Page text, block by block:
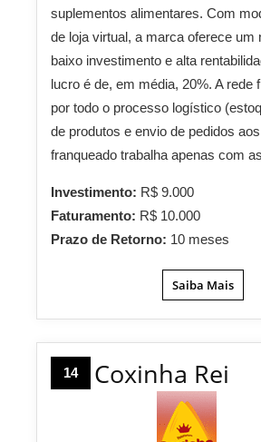
suplementos alimentares. Com
de loja virtual, a marca oferece um
baixo investimento e alta
lucro é de, em média, 20%. A rede
por todo o processo logístico
de produtos e envio de pedidos
franqueado trabalha apenas com
Investimento: R$ 9.000
Faturamento: R$ 10.000
Prazo de Retorno: 10 meses
Saiba Mais
14 Coxinha Rei